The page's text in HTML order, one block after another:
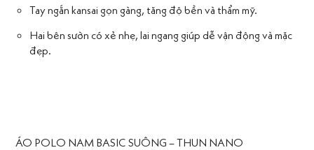
Tay ngắn kansai gọn gàng, tăng độ bền và thẩm mỹ.
Hai bên sườn có xẻ nhẹ, lai ngang giúp dễ vận động và mặc
đẹp.
ÁO POLO NAM BASIC SUÔNG – THUN NANO